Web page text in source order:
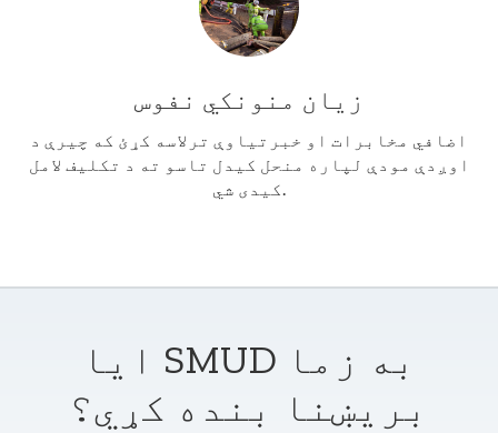
زیان منونکي نفوس
اضافي مخابرات او خبرتیاوې ترلاسه کړئ که چیرې د
اوږدې مودې لپاره منحل کیدل تاسو ته د تکلیف لامل
کیدی شي.
ایا SMUD به زما
بریښنا بنده کړي؟